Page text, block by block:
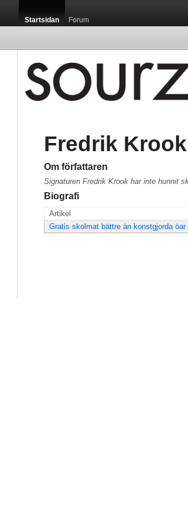
Startsidan Forum
Fredrik Krook
Om författaren
Signaturen Fredrik Krook har inte hunnit
Biografi
Artikel
Gratis skolmat bättre än konstgjorda öar